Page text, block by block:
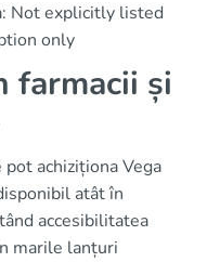
Not explicitly listed
only
farmacii și
achiziționa Vega
atât în
accesibilitatea
marile lanțuri